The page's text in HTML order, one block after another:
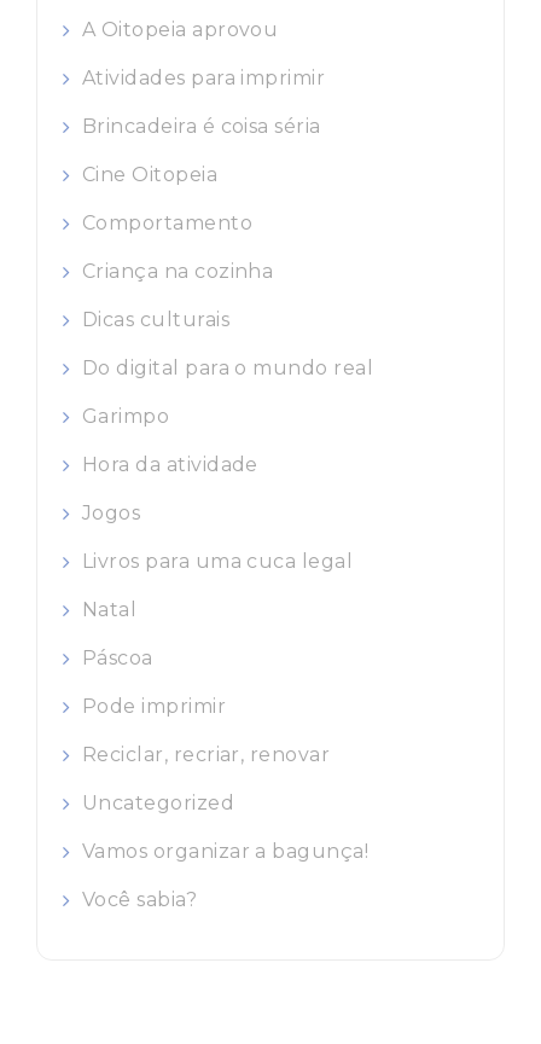
A Oitopeia aprovou
Atividades para imprimir
Brincadeira é coisa séria
Cine Oitopeia
Comportamento
Criança na cozinha
Dicas culturais
Do digital para o mundo real
Garimpo
Hora da atividade
Jogos
Livros para uma cuca legal
Natal
Páscoa
Pode imprimir
Reciclar, recriar, renovar
Uncategorized
Vamos organizar a bagunça!
Você sabia?